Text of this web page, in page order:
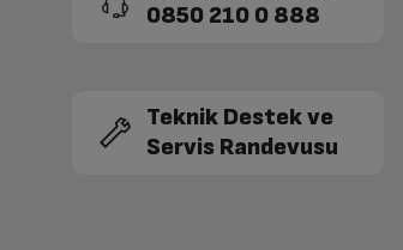
0850 210 0 888
Teknik Destek ve
Servis Randevusu